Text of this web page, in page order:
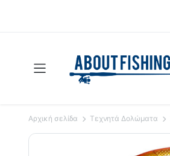
Αρχική σελίδα Τεχνητά Δολώματα